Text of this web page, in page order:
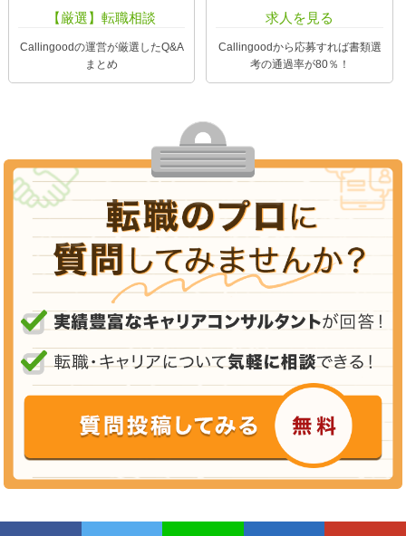
【厳選】転職相談
Callingoodの運営が厳選したQ&A
まとめ
求人を見る
Callingoodから応募すれば書類選
考の通過率が80％！